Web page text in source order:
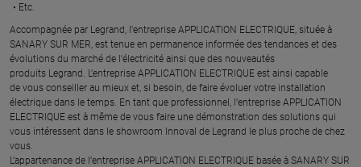
Etc.​
​Accompagnée par Legrand, l’entreprise APPLICATION ELECTRIQUE, située à
SANARY SUR MER, est tenue en permanence informée des tendances et des
évolutions du marché de l'électricité ainsi que des nouveautés
produits Legrand. L’entreprise APPLICATION ELECTRIQUE est ainsi capable
de vous conseiller au mieux et, si besoin, de faire évoluer votre installation
électrique dans le temps. En tant que professionnel, l’entreprise APPLICATION
ELECTRIQUE est à même de vous faire une démonstration des solutions qui
vous intéressent dans le showroom Innoval de Legrand le plus proche de chez
vous.​
L’appartenance de l’entreprise APPLICATION ELECTRIQUE basée à SANARY SUR